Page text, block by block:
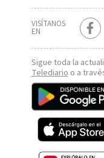
VISÍTANOS
EN
Sigue toda la
Telediario o a